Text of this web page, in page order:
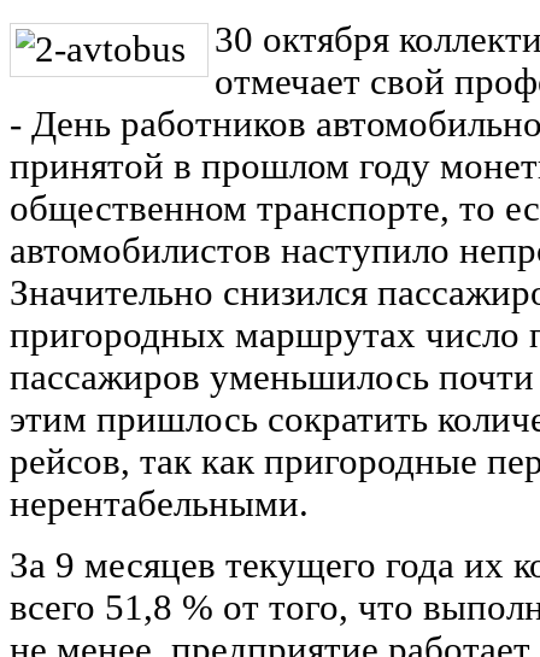
30 октября
отмечает свой
- День работников
принятой в прошлом году
общественном транспорте, то
автомобилистов наступило
Значительно снизился
пригородных маршрутах число
пассажиров уменьшилось почти
этим пришлось сократить
рейсов, так как пригородные
нерентабельными.
За 9 месяцев текущего года их
всего 51,8 % от того, что